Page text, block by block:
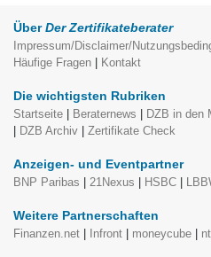
Über Der Zertifikateberater
Impressum/Disclaimer/
Häufige Fragen | Kontakt
Die wichtigsten Rubriken
Startseite | Beraternews | DZB in den
| DZB Archiv | Zertifikate Check
Anzeigen- und Eventpartner
BNP Paribas | 21Nexus | HSBC |
Weitere Partnerschaften
Finanzen.net | Infront | moneycube |